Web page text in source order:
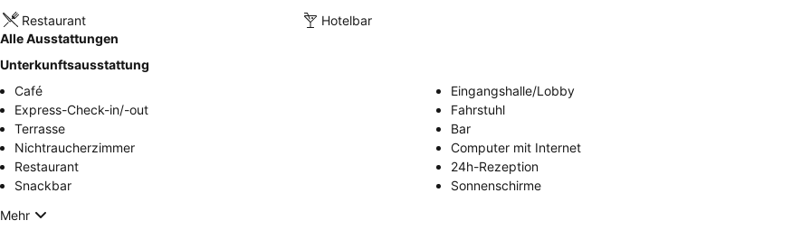
Restaurant
Hotelbar
Alle Ausstattungen
Unterkunftsausstattung
Café
Eingangshalle/Lobby
Express-Check-in/-out
Fahrstuhl
Terrasse
Bar
Nichtraucherzimmer
Computer mit Internet
Restaurant
24h-Rezeption
Snackbar
Sonnenschirme
Mehr